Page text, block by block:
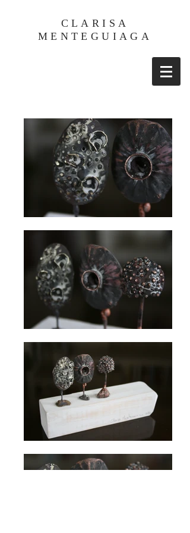
CLARISA
MENTEGUIAGA